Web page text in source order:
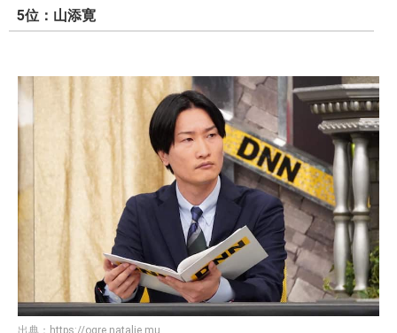
5位：山添寛
出典： https://ogre.natalie.mu